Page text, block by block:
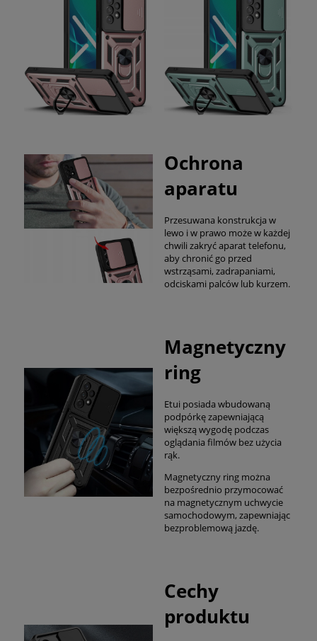
Ochrona
aparatu
Przesuwana konstrukcja w
lewo i w prawo może w każdej
chwili zakryć aparat telefonu,
aby chronić go przed
wstrząsami, zadrapaniami,
odciskami palców lub kurzem.
Magnetyczny
ring
Etui posiada wbudowaną
podpórkę zapewniającą
większą wygodę podczas
oglądania filmów bez użycia
rąk.
Magnetyczny ring można
bezpośrednio przymocować
na magnetycznym uchwycie
samochodowym, zapewniając
bezproblemową jazdę.
Cechy
produktu